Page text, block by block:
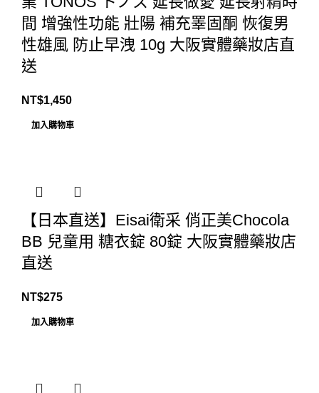
間 增強性功能 壯陽 補充睪固酮 恢復男
性雄風 防止早洩 10g 大阪實體藥妝店直
送
NT$1,450
加入購物車
【日本直送】Eisai衛采 俏正美Chocola
BB 兒童用 糖衣錠 80錠 大阪實體藥妝店
直送
NT$275
加入購物車